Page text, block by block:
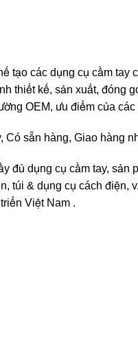
tạo các dụng cụ cầm
thiết kế, sản xuất,
OEM, ưu điểm của
sẵn hàng, Giao hàng
đủ dụng cụ cầm tay,
túi & dụng cụ cách
Việt Nam .